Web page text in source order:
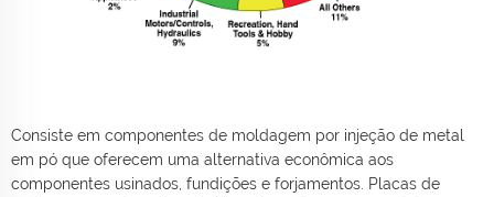
Consiste em componentes de moldagem por injeção de metal
em pó que oferecem uma alternativa econômica aos
componentes usinados, fundições e forjamentos. Placas de